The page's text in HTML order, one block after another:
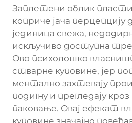
Заплетени облик
коприче јача перцепцију
јединица свежа,
искључиво доступна
Ово психолошко
стварне куповине, јер
ментално захтевају
подигну и прегледају
паковање. Овај ефекат
куповине значајно